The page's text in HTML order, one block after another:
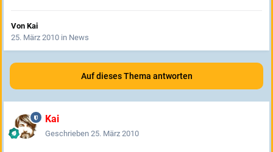
Von Kai
25. März 2010 in News
Auf dieses Thema antworten
Kai
Geschrieben 25. März 2010